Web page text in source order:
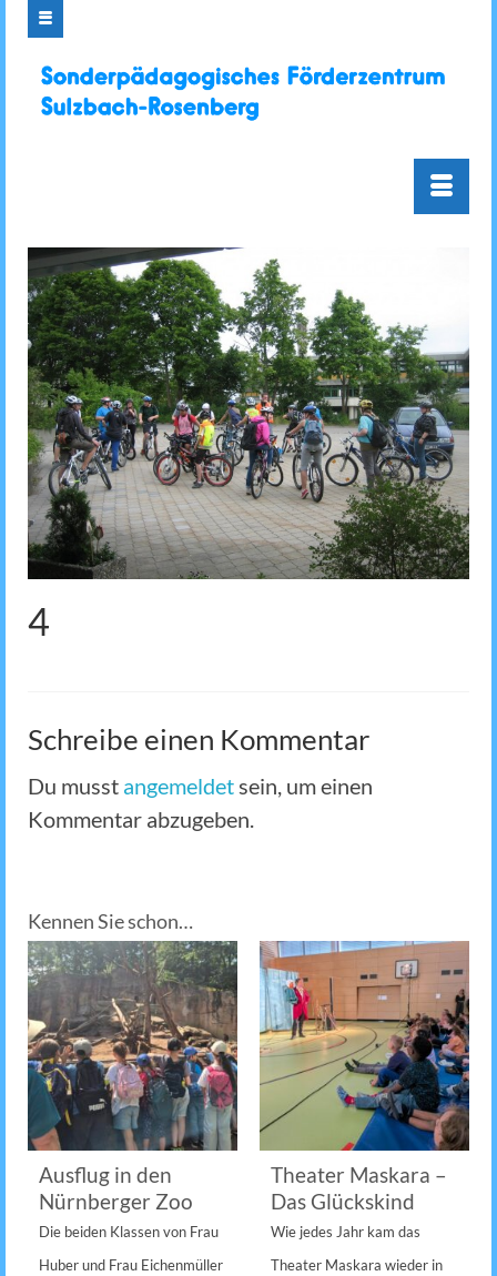
4
Schreibe einen Kommentar
Du musst angemeldetsein, um einen
Kommentar abzugeben.
Kennen Sie schon…
Ausflug in den
Nürnberger Zoo
Die beiden Klassen von Frau
Huber und Frau Eichenmüller
Theater Maskara –
Das Glückskind
Wie jedes Jahr kam das
Theater Maskara wieder in